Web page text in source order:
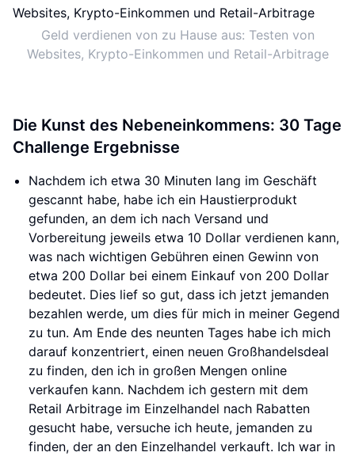
Geld verdienen von zu Hause aus: Testen von
Websites, Krypto-Einkommen und Retail-Arbitrage
Die Kunst des Nebeneinkommens: 30 Tage
Challenge Ergebnisse
Nachdem ich etwa 30 Minuten lang im Geschäft
gescannt habe, habe ich ein Haustierprodukt
gefunden, an dem ich nach Versand und
Vorbereitung jeweils etwa 10 Dollar verdienen kann,
was nach wichtigen Gebühren einen Gewinn von
etwa 200 Dollar bei einem Einkauf von 200 Dollar
bedeutet. Dies lief so gut, dass ich jetzt jemanden
bezahlen werde, um dies für mich in meiner Gegend
zu tun. Am Ende des neunten Tages habe ich mich
darauf konzentriert, einen neuen Großhandelsdeal
zu finden, den ich in großen Mengen online
verkaufen kann. Nachdem ich gestern mit dem
Retail Arbitrage im Einzelhandel nach Rabatten
gesucht habe, versuche ich heute, jemanden zu
finden, der an den Einzelhandel verkauft. Ich war in